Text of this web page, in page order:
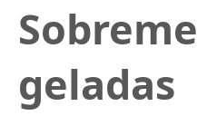
geladas